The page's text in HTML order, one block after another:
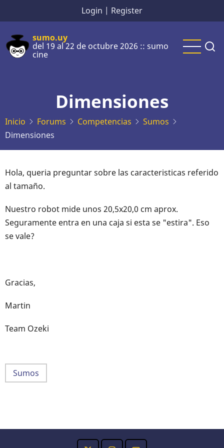
al
contenido
principal
Login | Register
sumo.uy
del 19 al 22 de octubre 2026 :: sumo
cine
Dimensiones
Inicio Forums Competencias
Sumos
Dimensiones
Hola, queria preguntar sobre las caracteristicas referido
al tamaño.
Nuestro robot mide unos 20,5x20,0 cm aprox.
Seguramente entra en una caja si esta se "estira". Eso
se vale?
Gracias,
Martin
Team Ozeki
Sumos